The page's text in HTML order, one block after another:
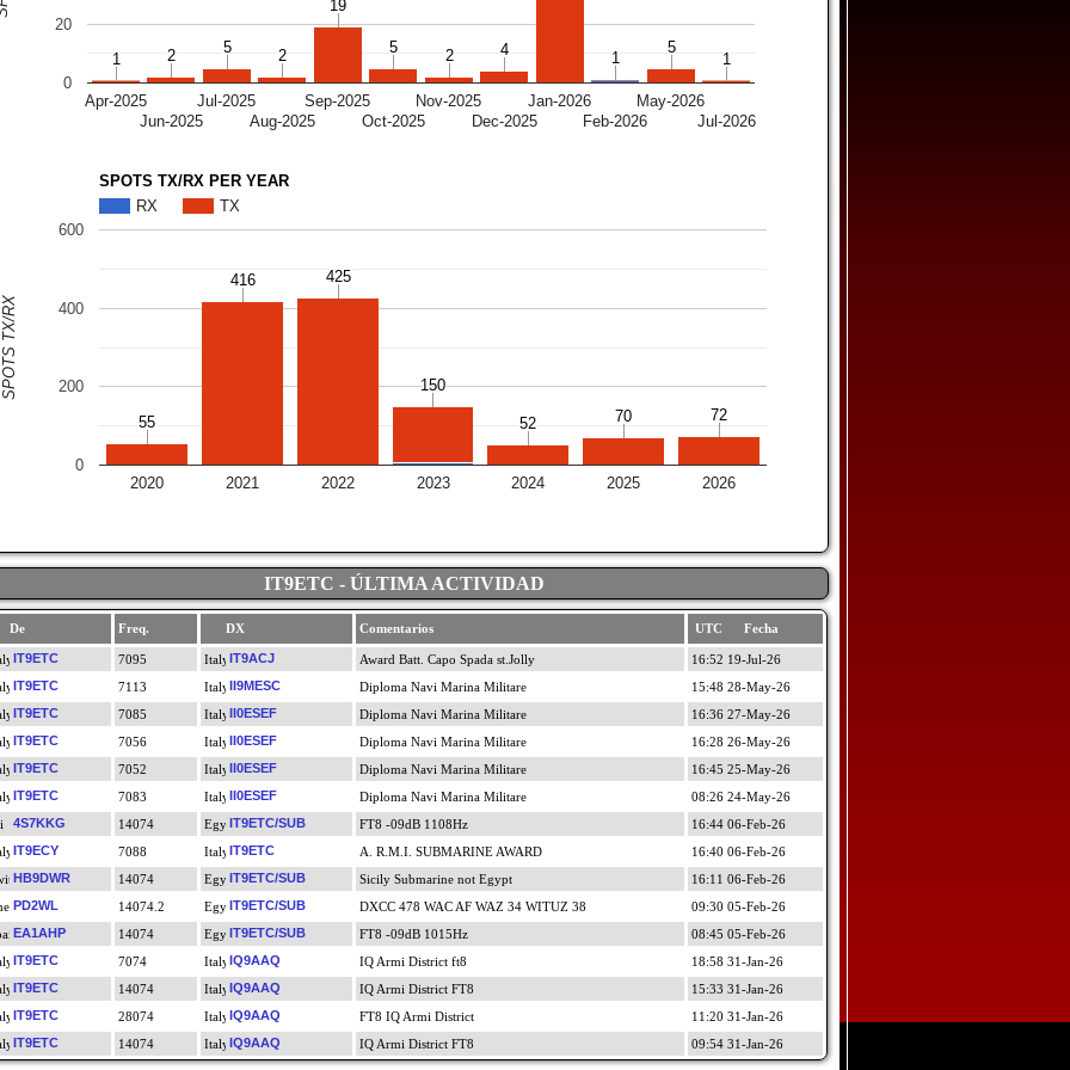
Apr-2025
Jun-2025
Jul-2025
Aug-2025
Sep-2025
Oct-2025
Nov-2025
Dec-2025
Jan-2026
Feb-2026
May-2026
Jul-2026
0
20
11 2
2 5
5 2
2
19
19
5
5 2
2 4
4 1
1
5
5
11
SPOTS TX/RX PER YEAR
RX
TX
2020 2021 2022 2023 2024 2025 2026
0
200
400
600
55
55
416
416 425
425
150
150
52
52 70
70 72
72
SPOTS TX/RX
IT9ETC - ÚLTIMA ACTIVIDAD
Freq. DX Comentarios UTC Fecha
IT9ETC 7095 IT9ACJ Award Batt. Capo Spada st.Jolly
16:52 19-Jul-26
IT9ETC
7113 II9MESC Diploma Navi Marina Militare
15:48 28-May-26
IT9ETC
7085 II0ESEF Diploma Navi Marina Militare
16:36 27-May-26
IT9ETC
7056 II0ESEF Diploma Navi Marina Militare
16:28 26-May-26
IT9ETC
7052 II0ESEF Diploma Navi Marina Militare
16:45 25-May-26
IT9ETC
7083 II0ESEF Diploma Navi Marina Militare
08:26 24-May-26
4S7KKG
14074 IT9ETC/SUB FT8 -09dB 1108Hz
16:44 06-Feb-26
IT9ECY
7088 IT9ETC A. R.M.I. SUBMARINE AWARD
16:40 06-Feb-26
HB9DWR
14074 IT9ETC/SUB Sicily Submarine not Egypt
16:11 06-Feb-26
PD2WL
14074.2 IT9ETC/SUB DXCC 478 WAC AF WAZ 34 WITUZ 38
09:30 05-Feb-26
EA1AHP
14074 IT9ETC/SUB FT8 -09dB 1015Hz
08:45 05-Feb-26
IT9ETC
7074 IQ9AAQ IQ Armi District ft8
18:58 31-Jan-26
IT9ETC
14074 IQ9AAQ IQ Armi District FT8
15:33 31-Jan-26
IT9ETC
28074 IQ9AAQ FT8 IQ Armi District
11:20 31-Jan-26
IT9ETC
14074 IQ9AAQ IQ Armi District FT8 09:54 31-Jan-26